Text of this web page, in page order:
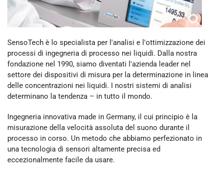
SensoTech è lo specialista per l'analisi e l'ottimizzazione dei
processi di ingegneria di processo nei liquidi. Dalla nostra
fondazione nel 1990, siamo diventati l'azienda leader nel
settore dei dispositivi di misura per la determinazione in linea
delle concentrazioni nei liquidi. I nostri sistemi di analisi
determinano la tendenza – in tutto il mondo.
Ingegneria innovativa made in Germany, il cui principio è la
misurazione della velocità assoluta del suono durante il
processo in corso. Un metodo che abbiamo perfezionato in
una tecnologia di sensori altamente precisa ed
eccezionalmente facile da usare.